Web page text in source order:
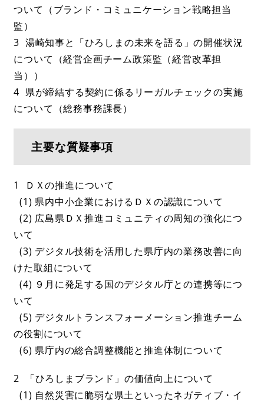
ついて（ブランド・コミュニケーション戦略担当
監）
3 湯崎知事と「ひろしまの未来を語る」の開催状況
について（経営企画チーム政策監（経営改革担
当））
4 県が締結する契約に係るリーガルチェックの実施
について（総務事務課長）
主要な質疑事項
1 ＤＸの推進について
(1) 県内中小企業におけるＤＸの認識について
(2) 広島県ＤＸ推進コミュニティの周知の強化につ
いて
(3) デジタル技術を活用した県庁内の業務改善に向
けた取組について
(4) ９月に発足する国のデジタル庁との連携等につ
いて
(5) デジタルトランスフォーメーション推進チーム
の役割について
(6) 県庁内の総合調整機能と推進体制について
2 「ひろしまブランド」の価値向上について
(1) 自然災害に脆弱な県土といったネガティブ・イ